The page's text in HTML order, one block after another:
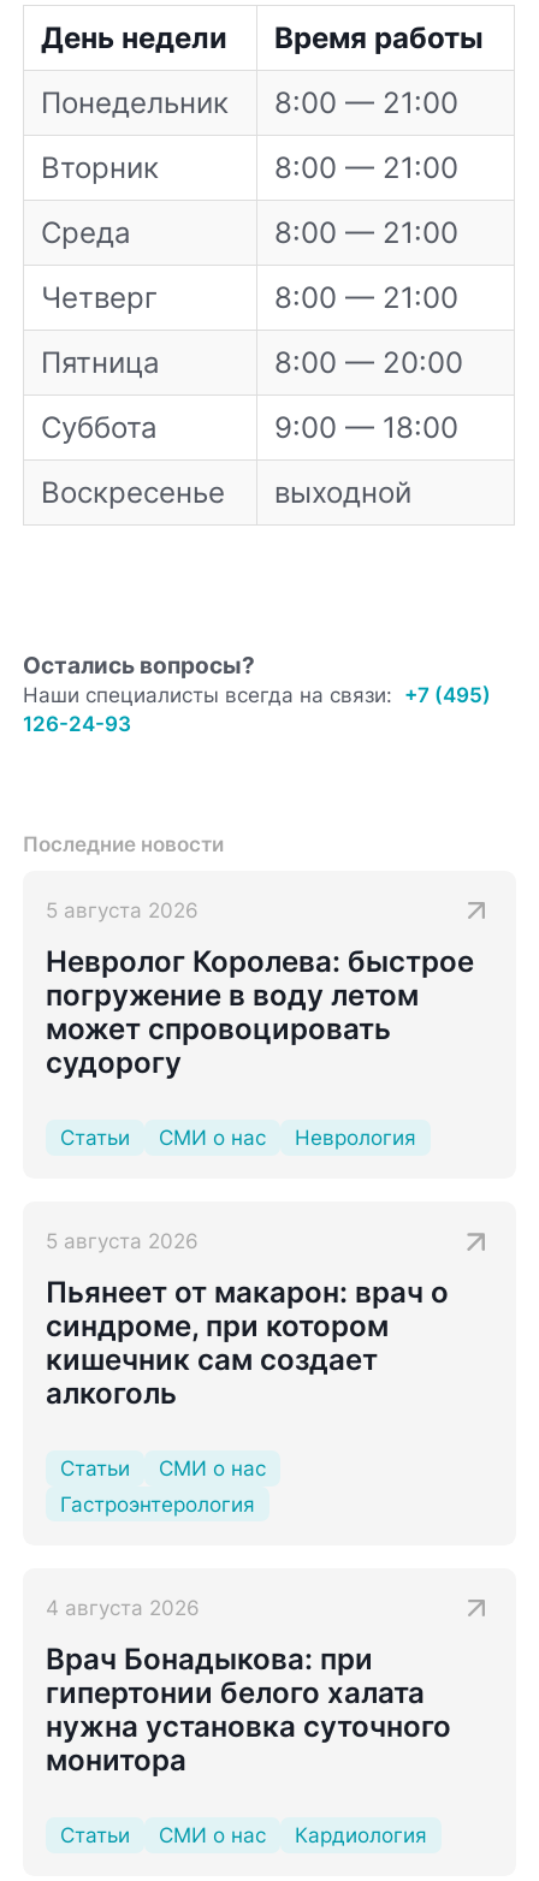
День недели
Время работы
Понедельник
8:00 — 21:00
Вторник
8:00 — 21:00
Среда
8:00 — 21:00
Четверг
8:00 — 21:00
Пятница
8:00 — 20:00
Суббота
9:00 — 18:00
Воскресенье
выходной
Остались вопросы?
Наши специалисты всегда на связи: +7 (495)
126-24-93
Последние новости
5 августа 2026
Невролог Королева: быстрое
погружение в воду летом
может спровоцировать
судорогу
Статьи СМИ о нас Неврология
5 августа 2026
Пьянеет от макарон: врач о
синдроме, при котором
кишечник сам создает
алкоголь
Статьи
СМИ о нас
Гастроэнтерология
4 августа 2026
Врач Бонадыкова: при
гипертонии белого халата
нужна установка суточного
монитора
Статьи СМИ о нас Кардиология